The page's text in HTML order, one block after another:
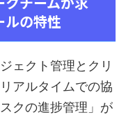
ルの特性
ェクト管理とクリ
アルタイムでの協
クの進捗管理」が